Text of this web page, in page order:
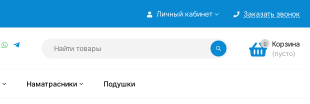
Личный кабинет Заказать звонок
0 Корзина
(пусто)
Наматрасники Подушки